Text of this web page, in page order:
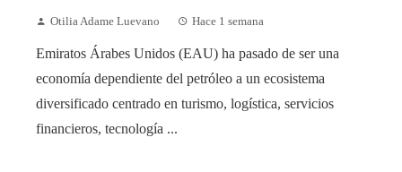
Otilia Adame Luevano Hace 1 semana
Emiratos Árabes Unidos (EAU) ha pasado de ser una
economía dependiente del petróleo a un ecosistema
diversificado centrado en turismo, logística, servicios
financieros, tecnología ...